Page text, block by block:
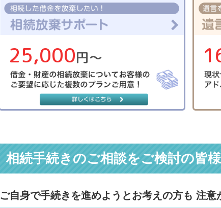
25,000円〜
相続手続きのご相談をご検討の皆
ご自身で手続きを進めようとお考えの方も 注意